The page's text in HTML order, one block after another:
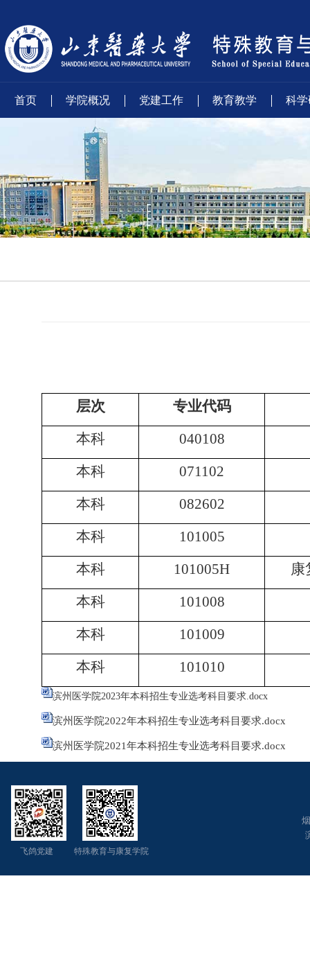
首页 学院概况 党建工作 教育教学 科
层次
专业代码
本科
040108
本科
071102
本科
082602
本科
101005
本科
101005H
康
本科
101008
本科
101009
本科
101010
滨州医学院2023年本科招生专业选考科目要求.docx
滨州医学院2022年本科招生专业选考科目要求.docx
滨州医学院2021年本科招生专业选考科目要求.docx
飞鸽党建 特殊教育与康复学院